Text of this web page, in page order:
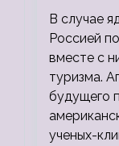
людей
В случае
Россией
вместе с
туризма.
будущего
ученых-